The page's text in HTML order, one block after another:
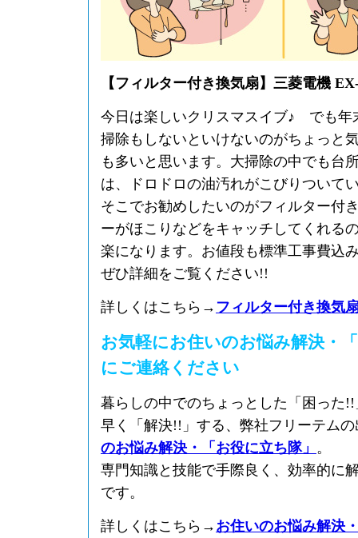
【フィルター付き換気扇】三菱電機
今日は楽しいクリスマスイブ♪ でも年
掃除もしないといけないのがちょっと
も多いと思います。大掃除の中でも台
は、ドロドロの油汚れがこびりついて
そこでお勧めしたいのがフィルター付
ーがほこりなどをキャッチしてくれる
楽になります。お値段も標準工事費込
ぜひ詳細をご覧ください!!
詳しくはこちら→ フィルター付き換気
お気軽にお住いのお悩み解決・
にご連絡ください
暮らしの中でのちょっとした「困った
早く「解決!!」する、弊社フリーテム
のお悩み解決・「お役に立ち隊」 。
専門知識と技能で手際良く、効率的に
です。
詳しくはこちら→ お住いのお悩み解決